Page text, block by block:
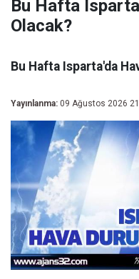
Bu Hafta
Olacak?
Bu Hafta Isparta'da
Yayınlanma: 09 Ağustos 2026